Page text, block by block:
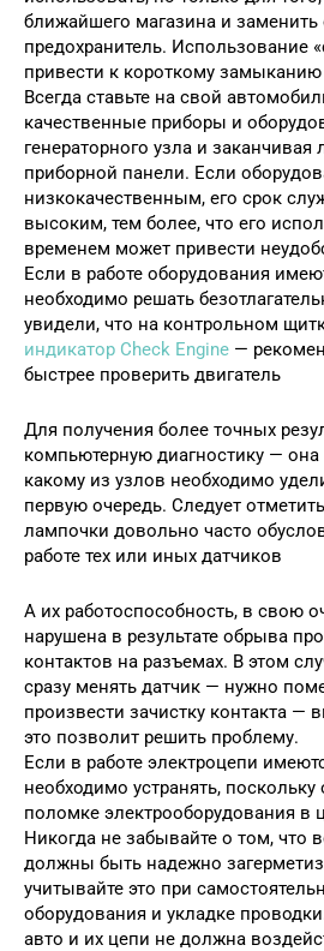
ближайшего магазина и
предохранитель. Использование
привести к короткому
Всегда ставьте на свой
качественные приборы и
генераторного узла и
приборной панели. Если
низкокачественным, его срок
высоким, тем более, что его
временем может привести
Если в работе оборудования
необходимо решать
увидели, что на контрольном
индикатор Check Engine —
быстрее проверить двигатель
Для получения более точных
компьютерную диагностику —
какому из узлов необходимо
первую очередь. Следует
лампочки довольно часто
работе тех или иных датчиков
А их работоспособность, в свою
нарушена в результате обрыва
контактов на разъемах. В этом
сразу менять датчик — нужно
произвести зачистку контакта —
это позволит решить проблему.
Если в работе электроцепи
необходимо устранять,
поломке электрооборудования в
Никогда не забывайте о том, что
должны быть надежно
учитывайте это при
оборудования и укладке
авто и их цепи не должна